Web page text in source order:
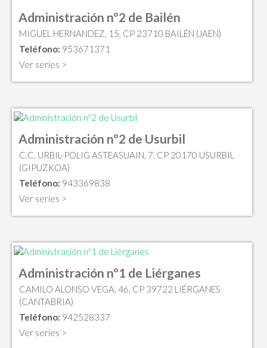
Administración nº2 de Bailén
MIGUEL HERNANDEZ, 15, CP 23710 BAILÉN (JAEN)
Teléfono: 953671371
Ver series >
Administración nº2 de Usurbil
C.C. URBIL-POLIG ASTEASUAIN, 7, CP 20170 USURBIL
(GIPUZKOA)
Teléfono: 943369838
Ver series >
Administración nº1 de Liérganes
CAMILO ALONSO VEGA, 46, CP 39722 LIÉRGANES
(CANTABRIA)
Teléfono: 942528337
Ver series >